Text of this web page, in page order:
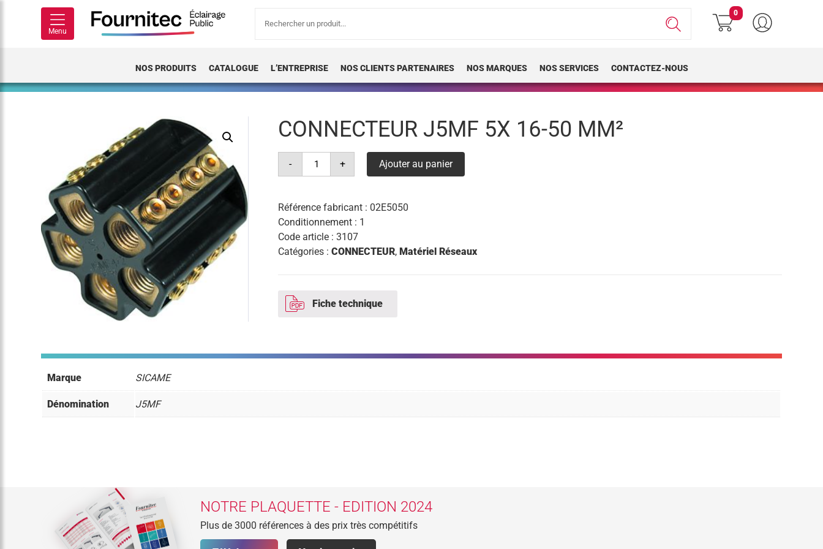
Menu
pour :
0
NOS PRODUITS CATALOGUE L’ENTREPRISE NOS CLIENTS PARTENAIRES NOS MARQUES NOS SERVICES CONTACTEZ-NOUS
CONNECTEUR J5MF 5X 16-50 MM²
-
quantité
connecteur
16-
50
mm²
+ Ajouter au panier
Référence fabricant : 02E5050
Conditionnement : 1
Code article :3107
Catégories :CONNECTEUR,Matériel Réseaux
Fiche technique
Marque SICAME
Dénomination J5MF
NOTRE PLAQUETTE - EDITION 2024
Plus de 3000 références à des prix très compétitifs